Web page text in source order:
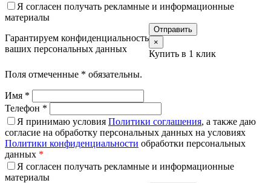
Я согласен получать рекламные и информационные
материалы
Гарантируем конфиденциальность
ваших персональных данных
×
Купить в 1 клик
Поля отмеченные * обязательны.
Имя *
Телефон *
Я принимаю условия Политики соглашения, а также даю
согласие на обработку персональных данных на условиях
Политики конфиденциальности обработки персональных
данных *
Я согласен получать рекламные и информационные
материалы